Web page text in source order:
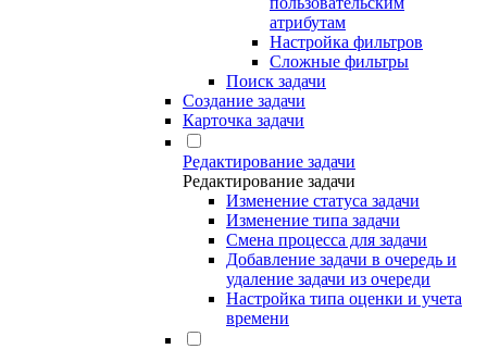
атрибутам
Настройка фильтров
Сложные фильтры
Поиск задачи
Создание задачи
Карточка задачи
Редактирование задачи
Редактирование задачи
Изменение статуса задачи
Изменение типа задачи
Смена процесса для задачи
Добавление задачи в очередь и
удаление задачи из очереди
Настройка типа оценки и учета
времени